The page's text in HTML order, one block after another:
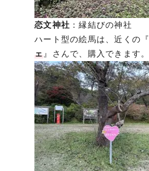
恋文神社 ：縁結びの神社
ハート型の絵馬は、近くの『
ェ 』さんで、購入できます。